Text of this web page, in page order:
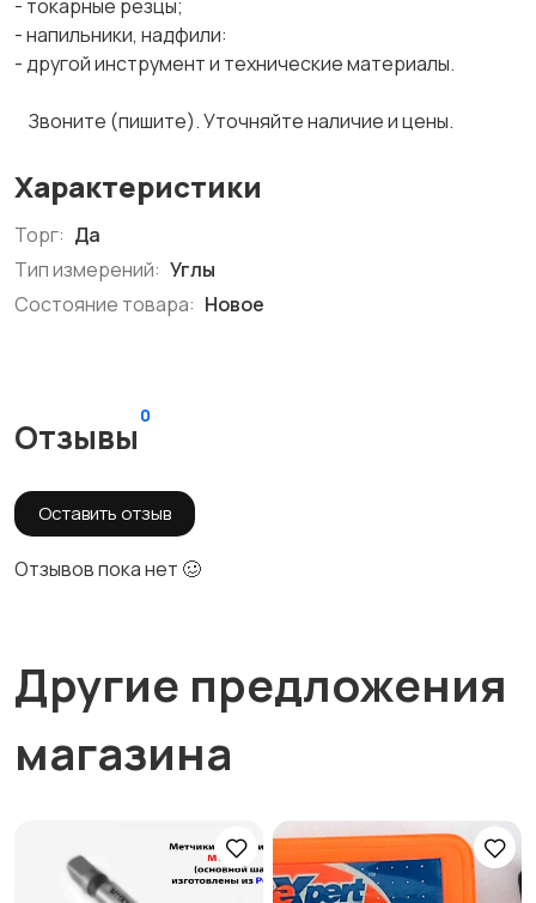
- токарные резцы;
- напильники, надфили:
- другой инструмент и технические материалы.
Звоните (пишите). Уточняйте наличие и цены.
Характеристики
Торг: Да
Тип измерений: Углы
Состояние товара: Новое
Отзывы
0
Оставить отзыв
Отзывов пока нет 🥴
Другие предложения
магазина